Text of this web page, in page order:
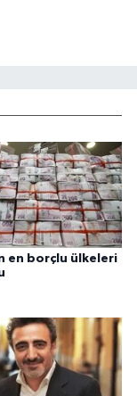
en borçlu ülkeleri